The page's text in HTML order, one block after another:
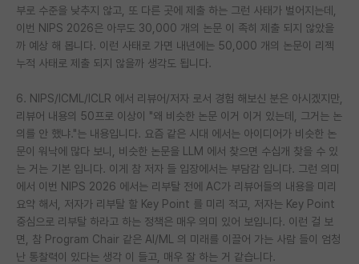
부로 수준을 낮추지 않고, 또 다른 곳에 제출 하는 그런 사태가 벌어지는데,
이번 NIPS 2026은 아무도 30,000 개의 논문 이 족히 제출 되지 않았을
까 예상 해 봅니다. 이런 사태로 가면 내년에는 50,000 개의 논문이 리젝
누적 사태로 제출 되지 않을까 생각도 됩니다.
6. NIPS/ICML/ICLR 에서 리뷰어/저자 로서 경험 해보신 분은 아시겠지만,
리뷰어 내용의 50프로 이상이 "왜 비슷한 논문 이거 이거 있는데, 그거는 논
의를 안 했냐."는 내용입니다. 요즘 같은 시대 에서는 아이디어가 비슷한 논
문이 워낙에 많다 보니, 비슷한 논문을 LLM 에서 찾으면 수십개 찾을 수 있
는 거는 기본 입니다. 이게 참 저자 들 입장에서는 부담감 입니다. 그런 의미
에서 이번 NIPS 2026 에서는 리부탈 전에 AC가 리뷰어들의 내용을 미리
요약 해서, 저자가 리부탈 할 Key Point 를 미리 적고, 저자는 Key Point
중심으로 리부탈 하라고 하는 정책은 매우 의미 있어 보입니다. 이런 걸 보
면, 참 Program Chair 같은 AI/ML 의 미래를 이끌어 가는 사람 들이 엄청
난 통찰력이 있다는 생각 이 들고, 매우 잘 하는 거 같습니다.